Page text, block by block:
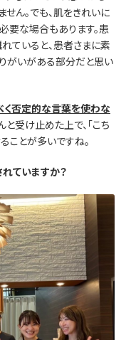
ん。でも、肌をきれいに
要な場合もあります。患
ていると、患者さまに素
がいがある部分だと思い
く否定的な言葉を使わな
と受け止めた上で、「こち
ことが多いですね。
れていますか？